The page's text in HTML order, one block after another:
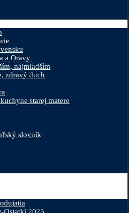
a Oravy
najmladším
zdravý duch
starej matere
slovník